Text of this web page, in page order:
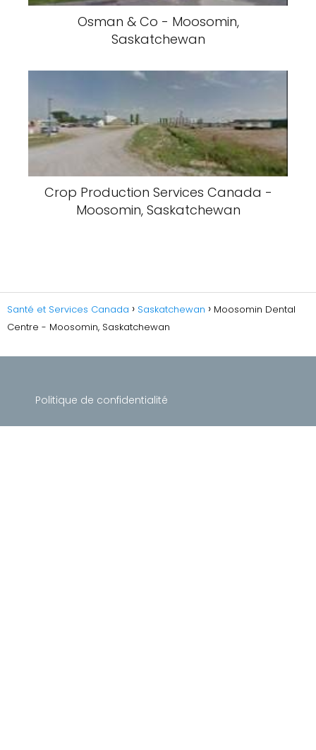
Osman & Co - Moosomin,
Saskatchewan
Crop Production Services Canada -
Moosomin, Saskatchewan
Santé et Services Canada Saskatchewan
Moosomin Dental
Centre - Moosomin, Saskatchewan
Politique de confidentialité